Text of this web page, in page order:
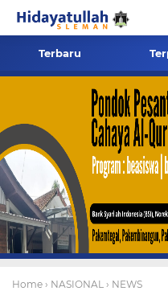
Terbaru
Home › NASIONAL › NEWS